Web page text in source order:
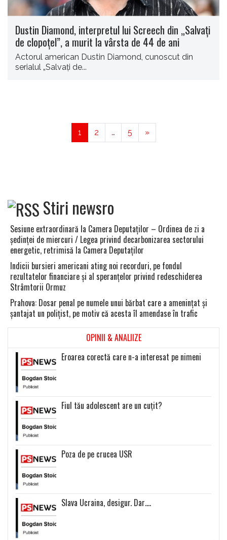
Dustin Diamond, interpretul lui Screech din „Salvaţi
de clopoţel”, a murit la vârsta de 44 de ani
Actorul american Dustin Diamond, cunoscut din
serialul „Salvaţi de...
1 2 … 5 »
Stiri newsro
Sesiune extraordinară la Camera Deputaţilor – Ordinea de zi a
şedinţei de miercuri / Legea privind decarbonizarea sectorului
energetic, retrimisă la Camera Deputaţilor
Indicii bursieri americani ating noi recorduri, pe fondul
rezultatelor financiare şi al speranţelor privind redeschiderea
Strâmtorii Ormuz
Prahova: Dosar penal pe numele unui bărbat care a ameninţat şi
şantajat un poliţist, pe motiv că acesta îl amendase în trafic
OPINII & ANALIIZE
Eroarea corectă care n-a interesat pe nimeni
Fiul tău adolescent are un cuțit?
Poza de pe crucea USR
Slava Ucraina, desigur. Dar….